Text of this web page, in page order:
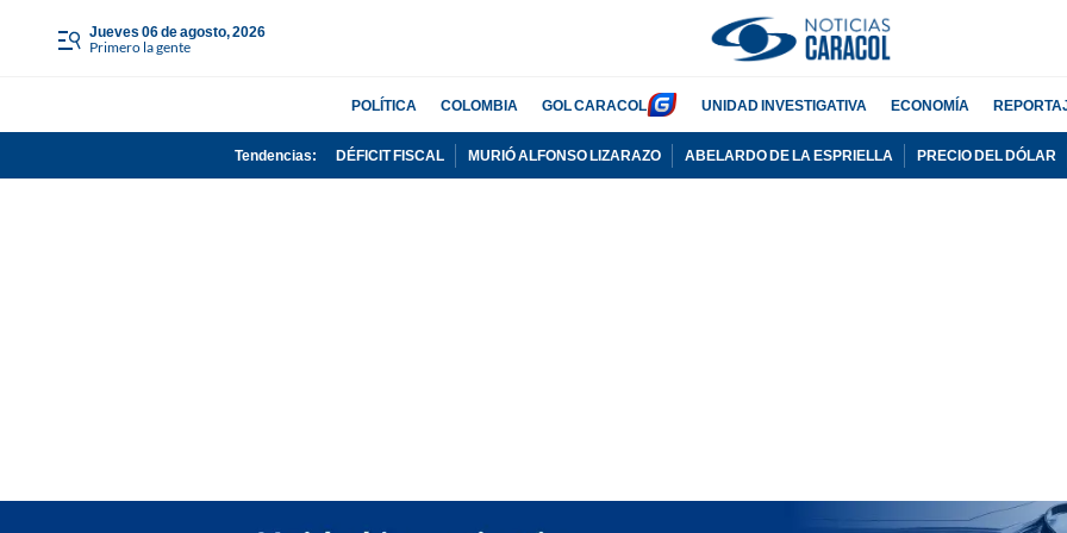
jueves 06 de agosto, 2026
Primero la gente
POLÍTICA COLOMBIA GOL CARACOL UNIDAD INVESTIGATIVA ECONOMÍA
Tendencias: DÉFICIT FISCAL MURIÓ ALFONSO LIZARAZO ABELARDO DE LA ESPRIELLA PRECIO DEL DÓLAR